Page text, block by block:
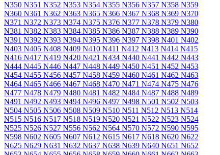
N350 N351 N352 N353 N354 N355 N356 N357 N358 N359
N360 N361 N362 N363 N365 N366 N367 N368 N369 N370
N371 N372 N373 N374 N375 N376 N377 N378 N379 N380
N381 N382 N383 N384 N385 N386 N387 N388 N389 N390
N391 N392 N393 N394 N395 N396 N397 N398 N401 N402
N403 N405 N408 N409 N410 N411 N412 N413 N414 N415
N416 N417 N419 N420 N421 N434 N440 N441 N442 N443
N444 N445 N446 N447 N448 N449 N450 N451 N452 N453
N454 N455 N456 N457 N458 N459 N460 N461 N462 N463
N464 N465 N466 N467 N468 N470 N471 N474 N475 N476
N477 N478 N479 N480 N481 N482 N484 N487 N488 N489
N491 N492 N493 N494 N496 N497 N498 N501 N502 N503
N504 N505 N506 N508 N509 N510 N511 N512 N513 N514
N515 N516 N517 N518 N519 N520 N521 N522 N523 N524
N525 N526 N527 N556 N562 N564 N570 N572 N590 N595
N598 N602 N605 N607 N612 N615 N617 N618 N620 N622
N625 N629 N631 N632 N637 N638 N639 N640 N651 N652